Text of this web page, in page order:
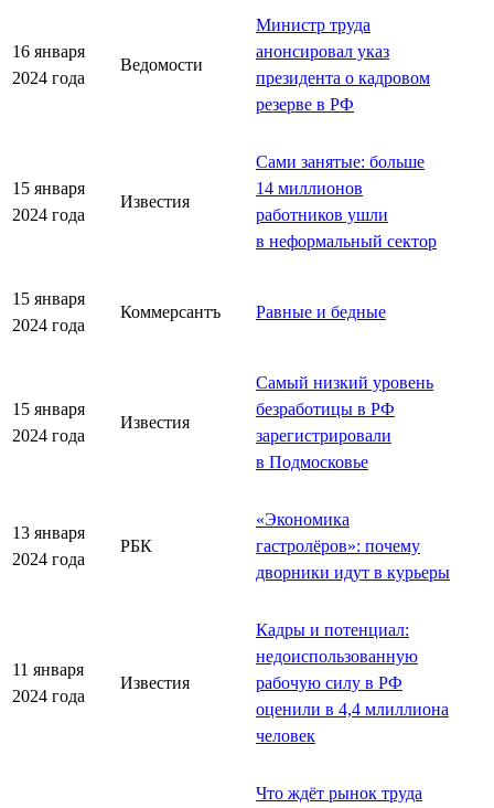
16 января
2024 года
Ведомости
Министр труда
анонсировал указ
президента о кадровом
резерве в РФ
15 января
2024 года
Известия
Сами занятые: больше
14 миллионов
работников ушли
в неформальный сектор
15 января
2024 года
Коммерсантъ Равные и бедные
15 января
2024 года
Известия
Самый низкий уровень
безработицы в РФ
зарегистрировали
в Подмосковье
13 января
2024 года
РБК
«Экономика
гастролёров»: почему
дворники идут в курьеры
11 января
2024 года
Известия
Кадры и потенциал:
недоиспользованную
рабочую силу в РФ
оценили в 4,4 млиллиона
человек
Что ждёт рынок труда